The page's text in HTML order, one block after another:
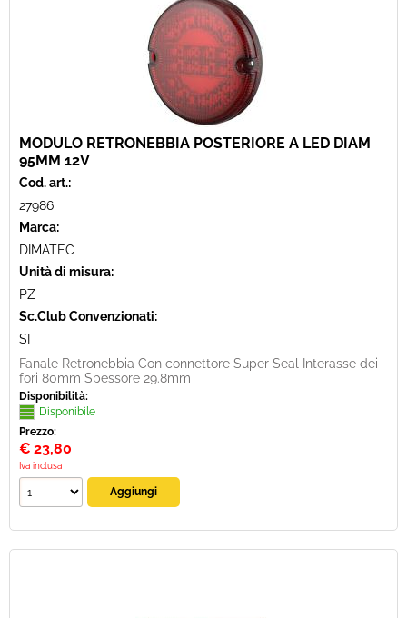
MODULO RETRONEBBIA POSTERIORE A LED DIAM
95MM 12V
Cod. art.:
27986
Marca:
DIMATEC
Unità di misura:
PZ
Sc.Club Convenzionati:
SI
Fanale Retronebbia Con connettore Super Seal Interasse dei
fori 80mm Spessore 29.8mm
Disponibilità:
Disponibile
Prezzo:
€ 23,80
Iva inclusa